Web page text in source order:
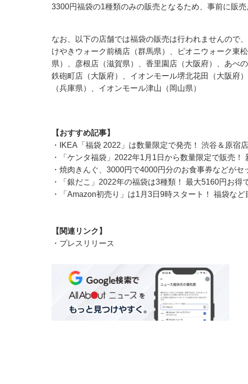
3300円福袋の1種類のみの販売となるため、事前に販
なお、以下の店舗では福袋の販売は行われませんので
けやきウォーク前橋店（群馬県）、ピオニウォーク東
県）、彦根店（滋賀県）、香里園店（大阪府）、あべ
鉄砲町店（大阪府）、イオンモール堺北花田（大阪府
（兵庫県）、イオンモール津山（岡山県）
【おすすめ記事】
・
IKEA「福袋 2022」は数量限定で発売！ 渋谷＆原宿
・
「ケンタ福袋」2022年1月1日から数量限定で販売！
・ 焼肉きんぐ、3000円で4000円分のお食事券などがセ
・
「銀だこ」2022年の福袋は3種類！ 最大5160円お得
・
「Amazon初売り」は1月3日9時スタート！ 福袋な
【関連リンク】
・ プレスリリース